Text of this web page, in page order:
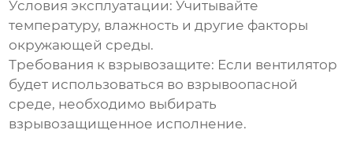
Условия эксплуатации: Учитывайте
температуру, влажность и другие факторы
окружающей среды.
Требования к взрывозащите: Если вентилятор
будет использоваться во взрывоопасной
среде, необходимо выбирать
взрывозащищенное исполнение.